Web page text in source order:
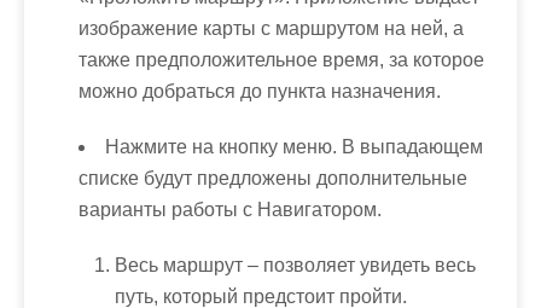
изображение карты с маршрутом на ней, а
также предположительное время, за которое
можно добраться до пункта назначения.
Нажмите на кнопку меню. В выпадающем
списке будут предложены дополнительные
варианты работы с Навигатором.
Весь маршрут – позволяет увидеть весь
путь, который предстоит пройти.